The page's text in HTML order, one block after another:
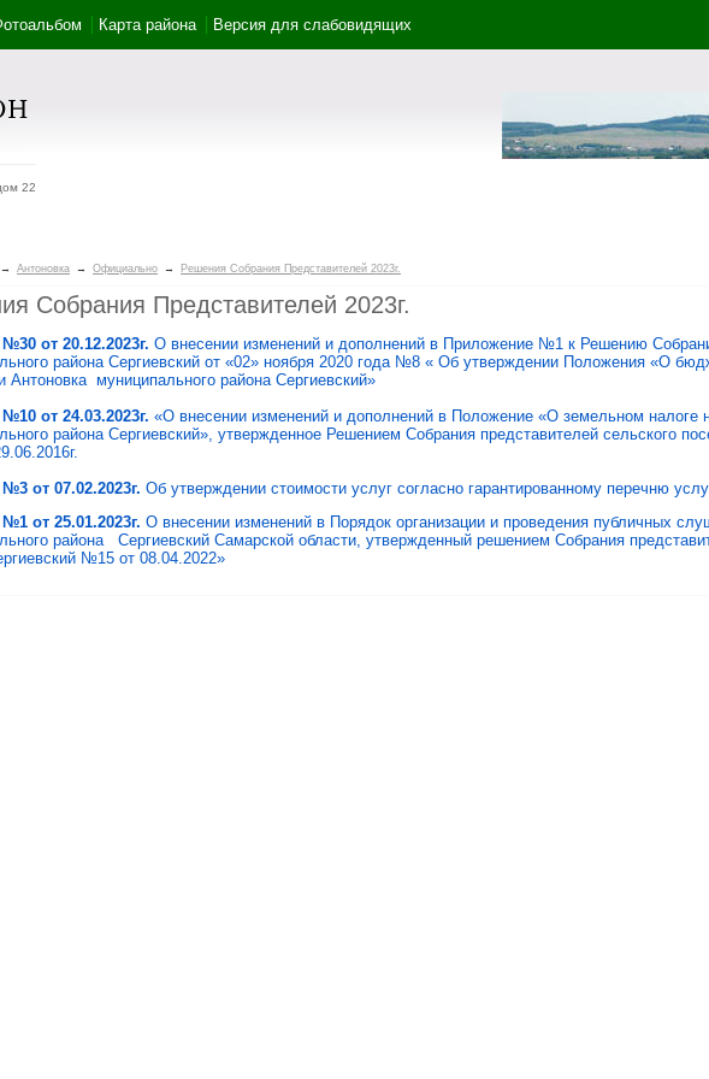
22
Карта района Версия для слабовидящих
→ Антоновка → Официально → Решения Собрания Представителей 2023г.
Собрания Представителей 2023г.
от 20.12.2023г. О внесении изменений и дополнений в Приложение №1 к Решению
района Сергиевский от «02» ноября 2020 года №8 « Об утверждении Положения «О
Антоновка муниципального района Сергиевский»
от 24.03.2023г. «О внесении изменений и дополнений в Положение «О земельном налоге
района Сергиевский», утвержденное Решением Собрания представителей сельского
от 07.02.2023г. Об утверждении стоимости услуг согласно гарантированному перечню
от 25.01.2023г. О внесении изменений в Порядок организации и проведения публичных
района Сергиевский Самарской области, утвержденный решением Собрания
№15 от 08.04.2022»